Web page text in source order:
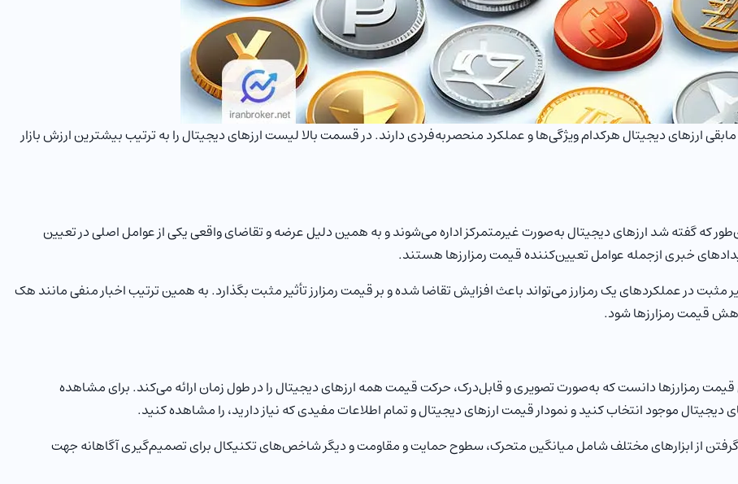
مابقی ارزهای دیجیتال هرکدام ویژگی‌ها و عملکرد منحصربه‌فردی دارند. در قسمت بالا لیست ارزهای دیجیتال را به ترتیب بیشترین ارزش بازار
که گفته شد ارزهای دیجیتال به‌صورت غیرمتمرکز اداره می‌شوند و به همین دلیل عرضه و تقاضای واقعی یکی از عوامل اصلی در تعیین
خبری ازجمله عوامل تعیین‌کننده قیمت رمزارزها هستند.
مثبت در عملکردهای یک رمزارز می‌تواند باعث افزایش تقاضا شده و بر قیمت رمزارز تأثیر مثبت بگذارد. به همین ترتیب اخبار منفی مانند هک
قیمت رمزارزها شود.
قیمت رمزارزها دانست که به‌صورت تصویری و قابل‌درک، حرکت قیمت همه ارزهای دیجیتال را در طول زمان ارائه می‌کند. برای مشاهده
دیجیتال موجود انتخاب کنید و نمودار قیمت ارزهای دیجیتال و تمام اطلاعات مفیدی که نیاز دارید، را مشاهده کنید.
گرفتن از ابزارهای مختلف شامل میانگین متحرک، سطوح حمایت و مقاومت و دیگر شاخص‌های تکنیکال برای تصمیم‌گیری آگاهانه جهت